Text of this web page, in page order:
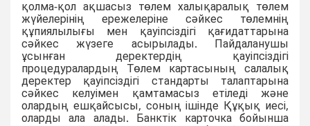
қолма-қол ақшасыз төлем халықаралық төлем
жүйелерінің ережелеріне сәйкес төлемнің
құпиялылығы мен қауіпсіздігі қағидаттарына
сәйкес жүзеге асырылады. Пайдаланушы
ұсынған деректердің қауіпсіздігі
процедуралардың Төлем картасының салалық
деректер қауіпсіздігі стандарты талаптарына
сәйкес келуімен қамтамасыз етіледі және
олардың ешқайсысы, соның ішінде Құқық иесі,
оларды ала алады. Банктік карточка бойынша